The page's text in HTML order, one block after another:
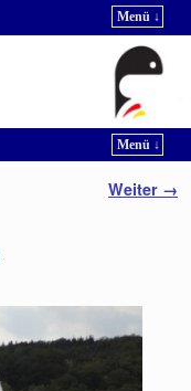
Menü ↓
Menü ↓
Weiter →